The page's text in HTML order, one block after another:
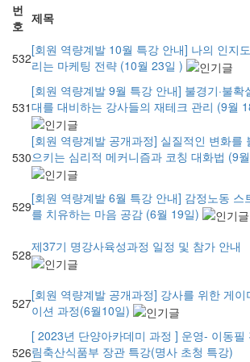
번
호 제목
532
[회원 역량계발 10월 특강 안내] 나의 인지
리는 마케팅 전략 (10월 23일 )
531
[회원 역량계발 9월 특강 안내] 불경기·불확
대를 대비하는 강사들의 재테크 관리 (9월
530
[회원 역량계발 공개과정] 실질적인 변화를
으키는 심리적 메커니즘과 코칭 대화법 (9
529
[회원 역량계발 6월 특강 안내] 감정노동 스
를 치유하는 마음 공감 (6월 19일)
528
제37기 명강사육성과정 일정 및 참가 안내
527
[회원 역량계발 공개과정] 강사를 위한 게이
이션 과정(6월10일)
526
[ 2023년 단양아카데미 과정 ] 운영- 이동필
림축산식품부 장관 특강(명사 초청 특강)